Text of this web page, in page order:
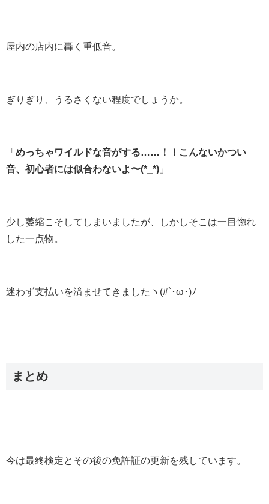
屋内の店内に轟く重低音。
ぎりぎり、うるさくない程度でしょうか。
「 めっちゃワイルドな音がする……！！こんないかつい
音、初心者には似合わないよ〜(*_*) 」
少し萎縮こそしてしまいましたが、しかしそこは一目惚れ
した一点物。
迷わず支払いを済ませてきましたヽ(#`･ω･)ﾉ
まとめ
今は最終検定とその後の免許証の更新を残しています。